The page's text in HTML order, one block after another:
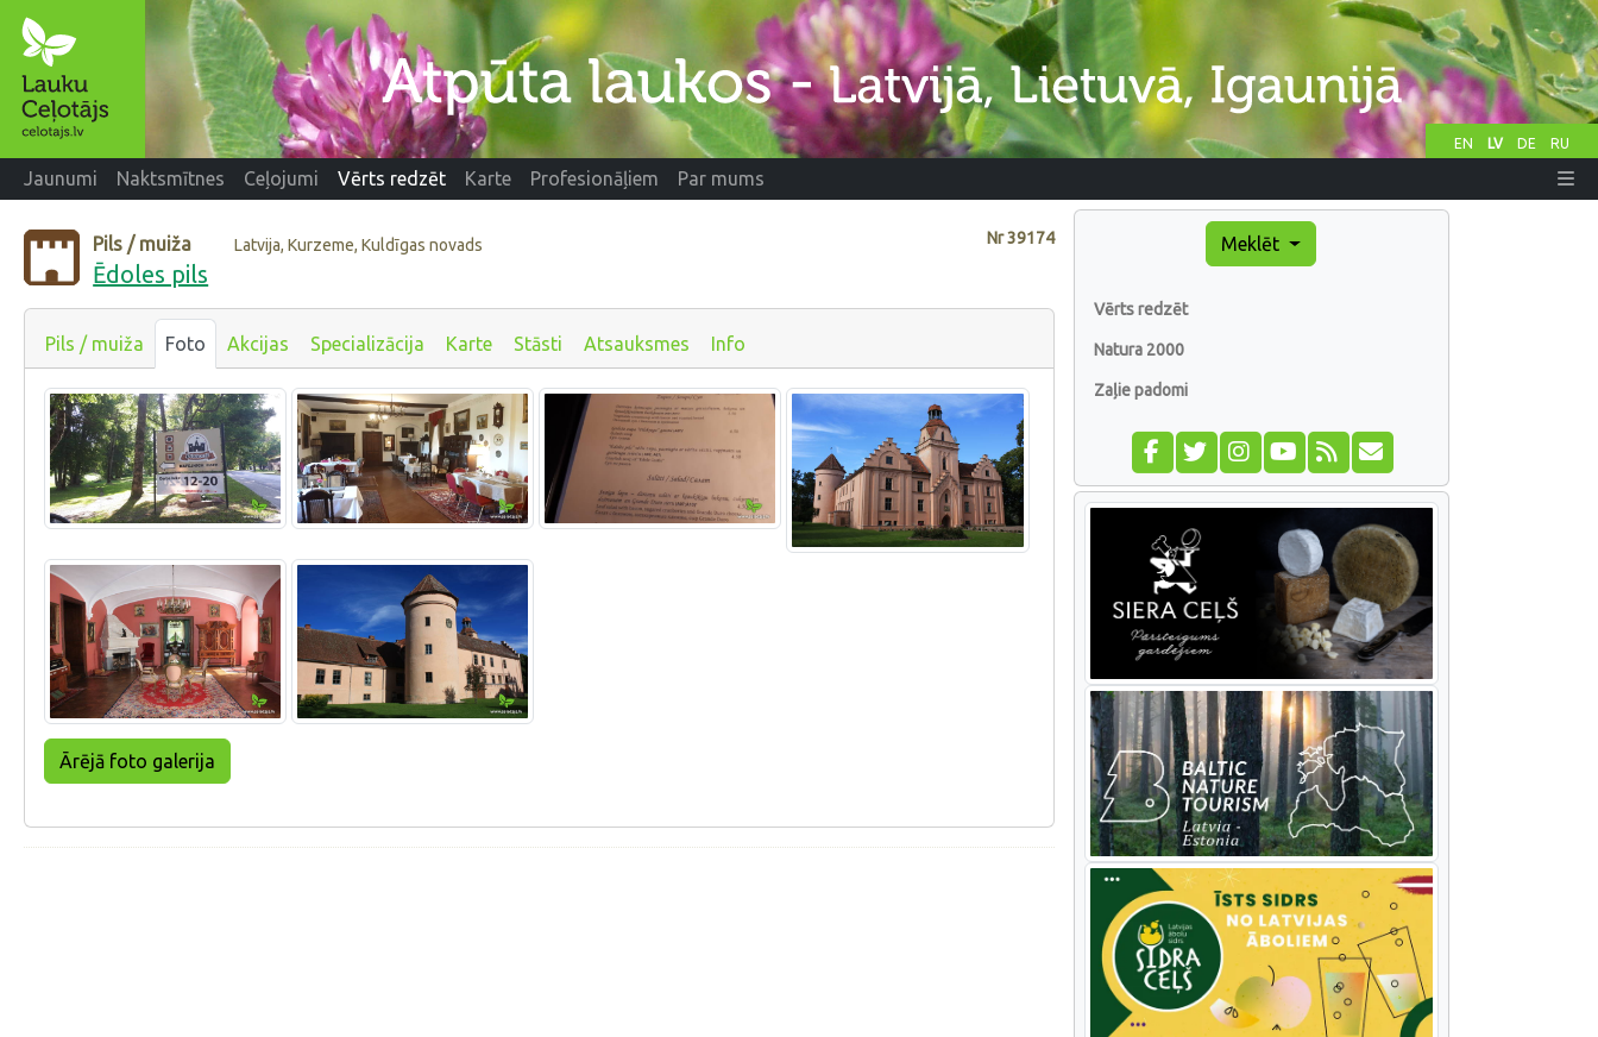
EN LV DE RU
Jaunumi Naktsmītnes Ceļojumi Vērts redzēt Karte Profesionāļiem Par mums
Nr39174
Pils / muiža Latvija, Kurzeme, Kuldīgas novads
Ēdoles pils
Pils / muiža Foto Akcijas Specializācija Karte Stāsti Atsauksmes Info
Ārējā foto galerija
Meklēt
Vērts redzēt
Natura 2000
Zaļie padomi